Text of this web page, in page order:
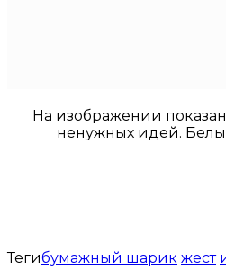
На изображении
ненужных идей.
Тегибумажный шарик жест